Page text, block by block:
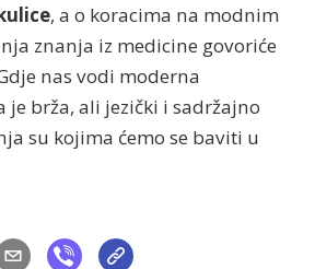
, a o koracima na modnim
znanja iz medicine govoriće
nas vodi moderna
je brža, ali jezički i sadržajno
su kojima ćemo se baviti u